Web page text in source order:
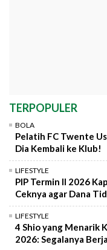
TERPOPULER
BOLA
Pelatih FC Twente
Dia Kembali ke Klub!
LIFESTYLE
PIP Termin II 2026
Ceknya agar Dana
LIFESTYLE
4 Shio yang Menarik
2026: Segalanya